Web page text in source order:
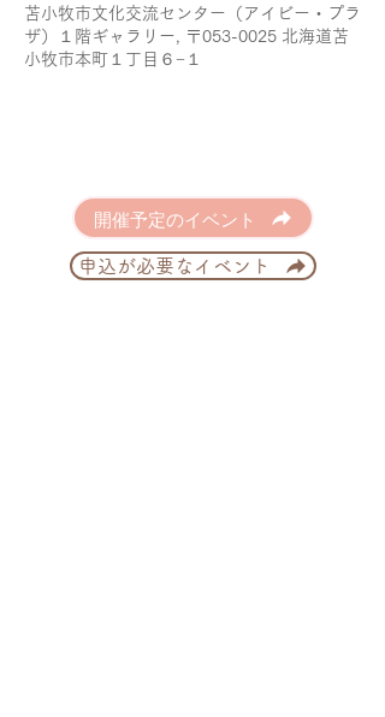
苫小牧市文化交流センター（アイビー・プラ
ザ）１階ギャラリー, 〒053-0025 北海道苫
小牧市本町１丁目６−１
開催予定のイベント
申込が必要なイベント